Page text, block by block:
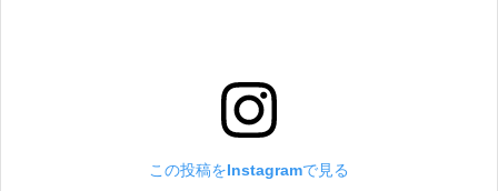
この投稿をInstagramで見る